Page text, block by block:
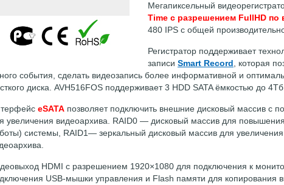
Мегапиксельный
Time c разрешением FullHD по
480 IPS с общей
Регистратор поддерживает
записи Smart Record , которая
события, сделать видеозапись более информативной и
диска. AVH516FOS поддерживает 3 HDD SATA ёмкостью до
eSATA позволяет подключить внешние дисковый массив с
увеличения видеоархива. RAID0 — дисковый массив для повышения
системы, RAID1— зеркальный дисковый массив для
HDMI с разрешением 1920×1080 для подключения к
USB-мышки управления и Flash памяти для копирования